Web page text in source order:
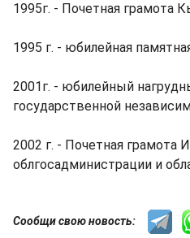
1995г. - Почетная грамота
1995 г. - юбилейная
2001г. - юбилейный
государственной
2002 г. - Почетная грамота
облгосадминистрации и
Сообщи свою новость: